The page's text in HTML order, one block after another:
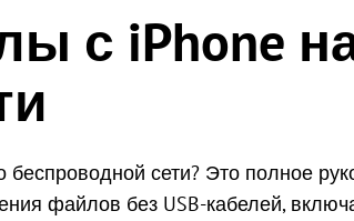
мониторинг нескольких
доступом пользователей с
с iPhone
сети? Это полное
файлов без USB-кабелей,